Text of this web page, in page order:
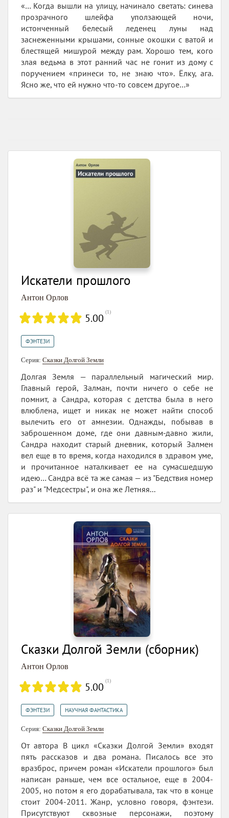
«… Когда вышли на улицу, начинало светать: синева
прозрачного шлейфа уползающей ночи,
истонченный белесый леденец луны над
заснеженными крышами, сонные окошки с ватой и
блестящей мишурой между рам. Хорошо тем, кого
злая ведьма в этот ранний час не гонит из дому с
поручением «принеси то, не знаю что». Ёлку, ага.
Ясно же, что ей нужно что-то совсем другое…»
Искатели прошлого
Антон Орлов
5.00 (1)
ФЭНТЕЗИ
Серия: Сказки Долгой Земли
Долгая Земля — параллельный магический мир.
Главный герой, Залман, почти ничего о себе не
помнит, а Сандра, которая с детства была в него
влюблена, ищет и никак не может найти способ
вылечить его от амнезии. Однажды, побывав в
заброшенном доме, где они давным-давно жили,
Сандра находит старый дневник, который Залмен
вел еще в то время, когда находился в здравом уме,
и прочитанное наталкивает ее на сумасшедшую
идею… Сандра всё та же самая — из "Бедствия номер
раз" и "Медсестры", и она же Летняя...
Сказки Долгой Земли (сборник)
Антон Орлов
5.00 (1)
ФЭНТЕЗИ НАУЧНАЯ ФАНТАСТИКА
Серия: Сказки Долгой Земли
От автора В цикл «Сказки Долгой Земли» входят
пять рассказов и два романа. Писалось все это
вразброс, причем роман «Искатели прошлого» был
написан раньше, чем все остальное, еще в 2004-
2005, но потом я его дорабатывала, так что в конце
стоит 2004-2011. Жанр, условно говоря, фэнтези.
Присутствуют сквозные персонажи, поэтому